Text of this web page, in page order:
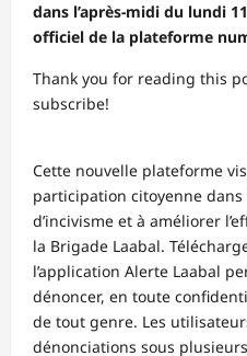
dans l’après-midi du lundi
officiel de la plateforme
Thank you for reading this
subscribe!
Cette nouvelle plateforme
participation citoyenne
d’incivisme et à améliorer
la Brigade Laabal.
l’application Alerte Laabal
dénoncer, en toute
de tout genre. Les
dénonciations sous